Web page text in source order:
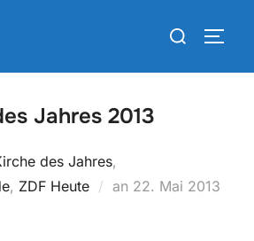
Suchen
Jahres 2013
des Jahres,
, ZDF Heute an Veröffentlicht
22. Mai 2013